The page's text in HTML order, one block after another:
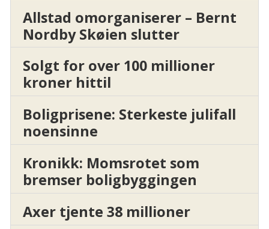
Allstad omorganiserer – Bernt
Nordby Skøien slutter
Solgt for over 100 millioner
kroner hittil
Boligprisene: Sterkeste julifall
noensinne
Kronikk: Momsrotet som
bremser boligbyggingen
Axer tjente 38 millioner